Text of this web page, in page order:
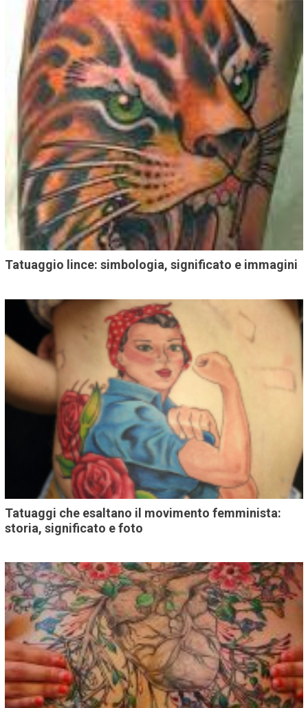
Tatuaggio lince: simbologia, significato e immagini
Tatuaggi che esaltano il movimento femminista:
storia, significato e foto